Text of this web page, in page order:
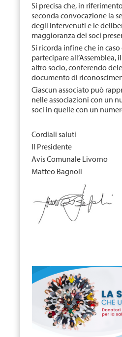
Si precisa che, in
seconda convocazione la
degli intervenuti e le
maggioranza dei soci
Si ricorda infine che in
partecipare all’Assemblea,
altro socio, conferendo
documento di
Ciascun associato può
nelle associazioni con un
soci in quelle con un
Cordiali saluti
Il Presidente
Avis Comunale Livorno
Matteo Bagnoli